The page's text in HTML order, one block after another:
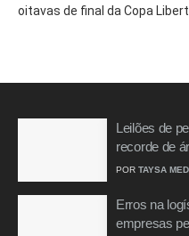
oitavas de final da Copa
Leilões de
recorde de
POR TAYSA
Erros na
empresas